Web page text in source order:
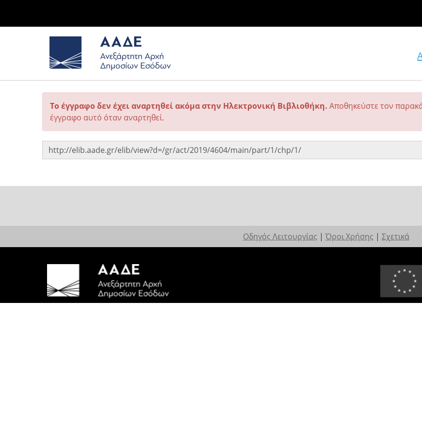
Το έγγραφο δεν έχει αναρτηθεί ακόμα στην Ηλεκτρονική Βιβλιοθήκη. Αποθηκεύστε τον
έγγραφο αυτό όταν αναρτηθεί.
Οδηγός Λειτουργίας | Όροι Χρήσης | Σχετικά